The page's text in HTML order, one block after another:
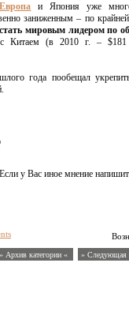
Европа и Япония уже
заниженным – по
мировым лидером по
с Китаем (в 2010 г. –
года пообещал
у Вас иное мнение
» Архив категории « » Следующая